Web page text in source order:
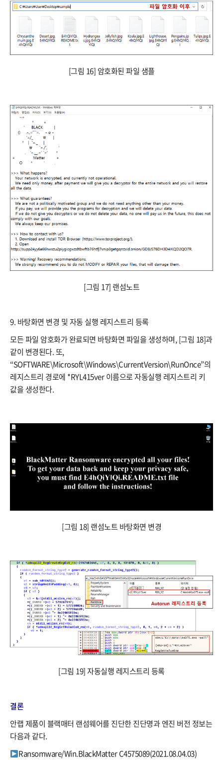
[그림 16] 암호화된 파일 샘플
[그림 17] 랜섬노트
9. 바탕화면 변경 및 자동 실행 레지스트리 등록
모든 파일 암호화가 완료되면 바탕화면 파일을 생성하며, [그림 18]과
같이 변경된다. 또,
“SOFTWARE\Microsoft\Windows\CurrentVersion\RunOnce”의
레지스트리 경로에 *RYL415ver 이름으로 자동실행 레지스트리 키
값을 생성한다.
[그림 18] 랜섬노트 바탕화면 변경
[그림 19] 자동실행 레지스트리 등록
결론
안랩 제품이 블랙매터 랜섬웨어를 진단한 진단명과 엔진 버전 정보는
다음과 같다.
Ransomware/Win.BlackMatter C4575089(2021.08.04.03)